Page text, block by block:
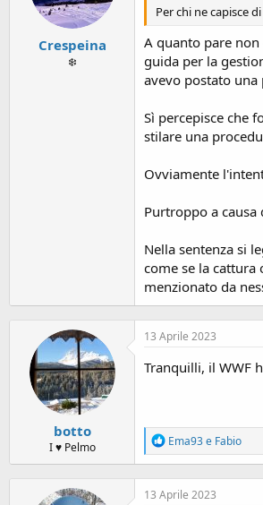
s
Crespeina
❄️
Per chi ne capisce
A quanto pare
guida per la
avevo postato una
Sì percepisce che
stilare una
Ovviamente
Purtroppo a
Nella sentenza si
come se la
menzionato da
botto
I ♥ Pelmo
13 Aprile 2023
Tranquilli, il WWF
R
e
a
c
t
Ema93e Fabio
13 Aprile 2023